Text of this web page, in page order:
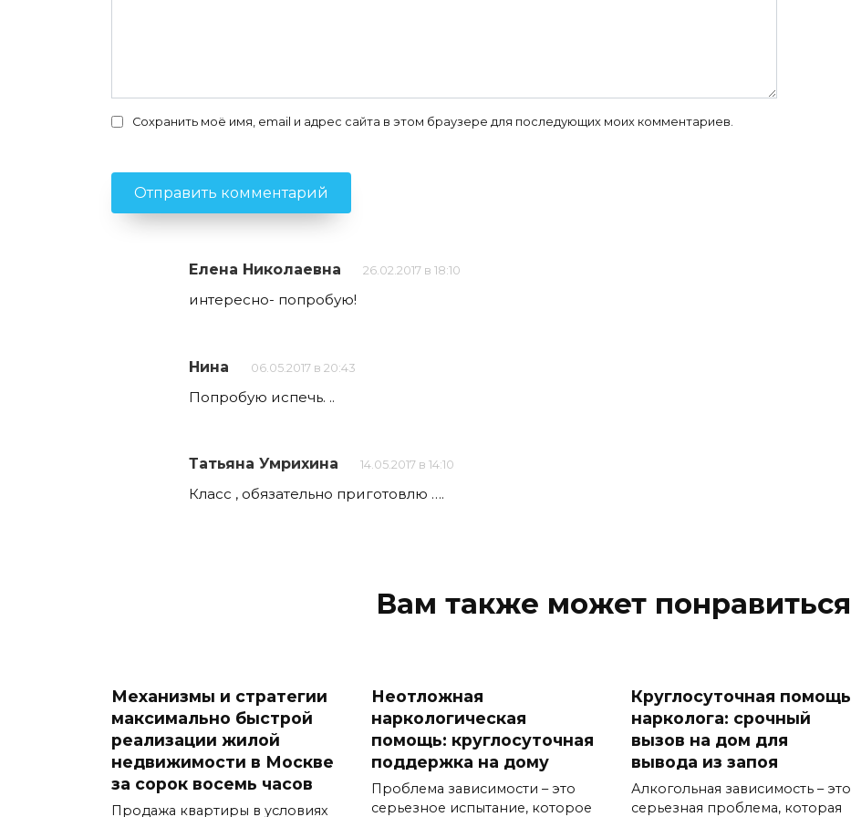
Сохранить моё имя, email и адрес сайта в этом браузере для последующих моих комментариев.
Елена Николаевна 26.02.2017 в 18:10
интересно- попробую!
Нина 06.05.2017 в 20:43
Попробую испечь. ..
Татьяна Умрихина 14.05.2017 в 14:10
Класс , обязательно приготовлю ….
Вам также может понравиться
Механизмы и стратегии
максимально быстрой
реализации жилой
недвижимости в Москве
за сорок восемь часов
Продажа квартиры в условиях
Неотложная
наркологическая
помощь: круглосуточная
поддержка на дому
Проблема зависимости – это
серьезное испытание, которое
Круглосуточная помощь
нарколога: срочный
вызов на дом для
вывода из запоя
Алкогольная зависимость – это
серьезная проблема, которая